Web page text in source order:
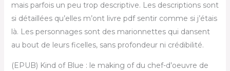
mais parfois un peu trop descriptive. Les descriptions sont
si détaillées qu’elles m’ont livre pdf sentir comme si j’étais
là. Les personnages sont des marionnettes qui dansent
au bout de leurs ficelles, sans profondeur ni crédibilité.
(EPUB) Kind of Blue : le making of du chef-d’oeuvre de